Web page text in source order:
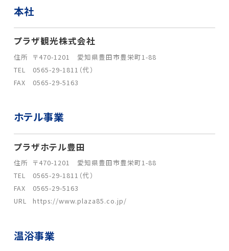
本社
プラザ観光株式会社
住所
〒470-1201 愛知県豊田市豊栄町1-88
TEL
0565-29-1811（代）
FAX
0565-29-5163
ホテル事業
プラザホテル豊田
住所
〒470-1201 愛知県豊田市豊栄町1-88
TEL
0565-29-1811（代）
FAX
0565-29-5163
URL
https://www.plaza85.co.jp/
温浴事業